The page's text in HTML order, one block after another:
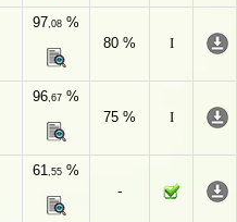
97,08 %
80 %
I
96,67 %
75 %
I
61,55 %
-